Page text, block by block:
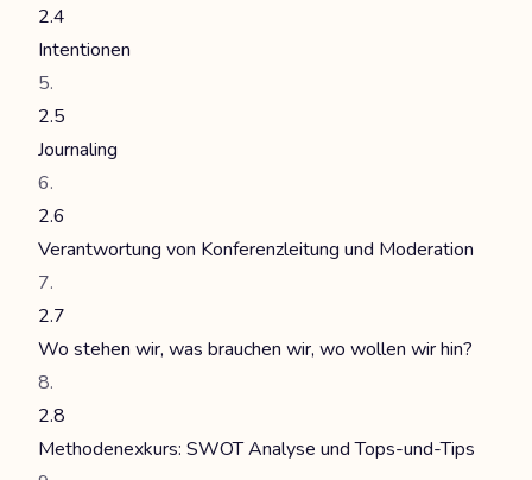
2.4
Intentionen
2.5
Journaling
2.6
Verantwortung von Konferenzleitung und Moderation
2.7
Wo stehen wir, was brauchen wir, wo wollen wir hin?
2.8
Methodenexkurs: SWOT Analyse und Tops-und-Tips